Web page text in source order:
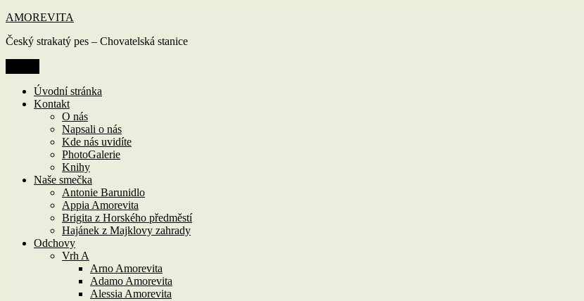
Přejít
obsahu
AMOREVITA
Český strakatý pes – Chovatelská stanice
Úvodní stránka
Kontakt
O nás
Napsali o nás
Kde nás uvidíte
PhotoGalerie
Knihy
Naše smečka
Antonie Barunidlo
Appia Amorevita
Brigita z Horského předměstí
Hajánek z Majklovy zahrady
Odchovy
Vrh A
Arno Amorevita
Adamo Amorevita
Alessia Amorevita